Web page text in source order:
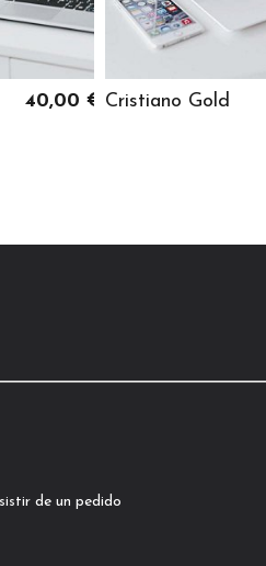
40,00 € Cristiano Gold
de un pedido